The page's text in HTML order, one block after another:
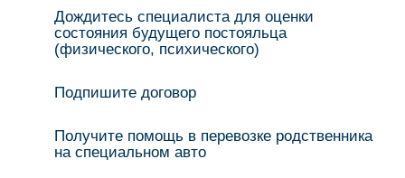
Дождитесь специалиста для оценки
состояния будущего постояльца
(физического, психического)
Подпишите договор
Получите помощь в перевозке родственника
на специальном авто